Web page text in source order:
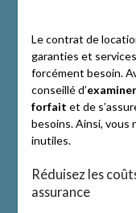
Le contrat de
garanties et
forcément besoin.
conseillé d’
forfait et de
besoins. Ainsi, vous
inutiles.
Réduisez les
assurance